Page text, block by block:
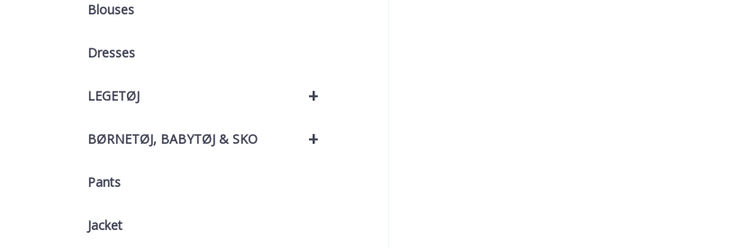
Blouses
Dresses
+
LEGETØJ
+
BØRNETØJ, BABYTØJ & SKO
Pants
Jacket